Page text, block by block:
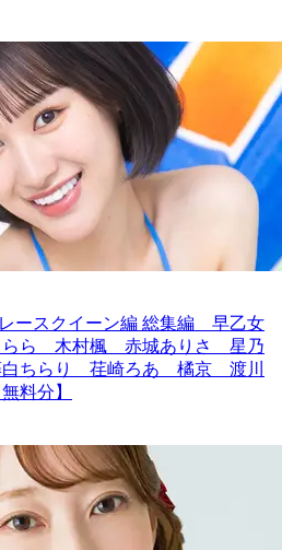
ースクイーン編 総集編 早乙女
ら 木村楓 赤城ありさ 星乃
ちらり 荏崎ろあ 橘京 渡川
料分】